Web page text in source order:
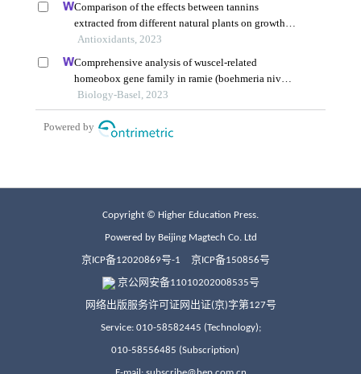
Copyright © Higher Education Press.
Powered by Beijing Magtech Co. Ltd
京ICP备12020869号-1 京ICP备150856号
京公网安备11010202008535号
网络出版服务许可证网出证(京)字第127号
Service: 010-58582445 (Technology);
010-58556485 (Subscription)